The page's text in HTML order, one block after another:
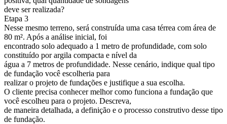
deve ser realizada?
Etapa 3
Nesse mesmo terreno, será construída uma casa térrea com área de
80 m². Após a análise inicial, foi
encontrado solo adequado a 1 metro de profundidade, com solo
constituído por argila compacta e nível da
água a 7 metros de profundidade. Nesse cenário, indique qual tipo
de fundação você escolheria para
realizar o projeto de fundações e justifique a sua escolha.
O cliente precisa conhecer melhor como funciona a fundação que
você escolheu para o projeto. Descreva,
de maneira detalhada, a definição e o processo construtivo desse tipo
de fundação.